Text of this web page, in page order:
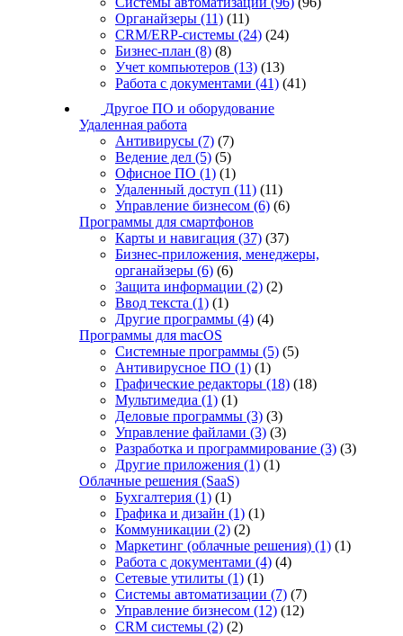
Органайзеры (11) (11)
CRM/ERP-системы (24) (24)
Бизнес-план (8) (8)
Учет компьютеров (13) (13)
Работа с документами (41) (41)
Другое ПО и оборудование
Удаленная работа
Антивирусы (7) (7)
Ведение дел (5) (5)
Офисное ПО (1) (1)
Удаленный доступ (11) (11)
Управление бизнесом (6) (6)
Программы для смартфонов
Карты и навигация (37) (37)
Бизнес-приложения, менеджеры,
органайзеры (6) (6)
Защита информации (2) (2)
Ввод текста (1) (1)
Другие программы (4) (4)
Программы для macOS
Системные программы (5) (5)
Антивирусное ПО (1) (1)
Графические редакторы (18) (18)
Мультимедиа (1) (1)
Деловые программы (3) (3)
Управление файлами (3) (3)
Разработка и программирование (3) (3)
Другие приложения (1) (1)
Облачные решения (SaaS)
Бухгалтерия (1) (1)
Графика и дизайн (1) (1)
Коммуникации (2) (2)
Маркетинг (облачные решения) (1) (1)
Работа с документами (4) (4)
Сетевые утилиты (1) (1)
Системы автоматизации (7) (7)
Управление бизнесом (12) (12)
CRM системы (2) (2)